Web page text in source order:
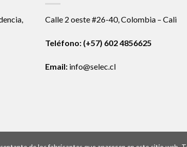
Calle 2 oeste #26-40, Colombia – Cali
Teléfono: (+57) 602 4856625
Email: info@selec.cl